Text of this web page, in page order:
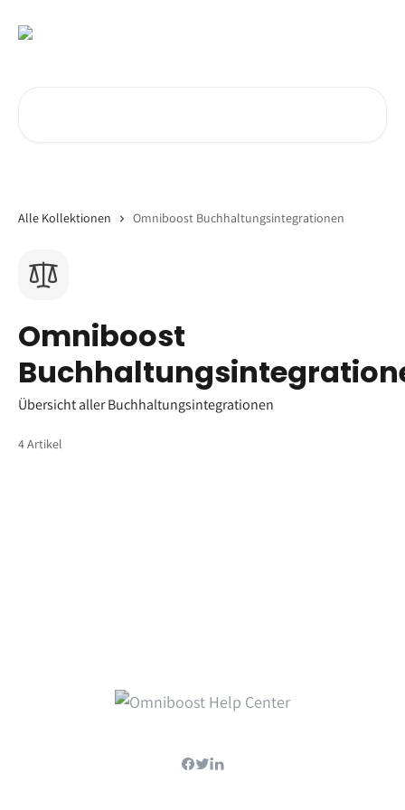
Alle Kollektionen Omniboost Buchhaltungsintegrationen
Omniboost
Übersicht aller Buchhaltungsintegrationen
4 Artikel